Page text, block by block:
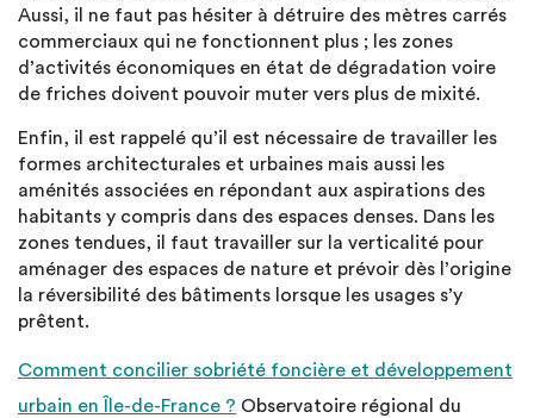
Aussi, il ne faut pas hésiter à détruire des mètres carrés
commerciaux qui ne fonctionnent plus ; les zones
d’activités économiques en état de dégradation voire
de friches doivent pouvoir muter vers plus de mixité.
Enfin, il est rappelé qu’il est nécessaire de travailler les
formes architecturales et urbaines mais aussi les
aménités associées en répondant aux aspirations des
habitants y compris dans des espaces denses. Dans les
zones tendues, il faut travailler sur la verticalité pour
aménager des espaces de nature et prévoir dès l’origine
la réversibilité des bâtiments lorsque les usages s’y
prêtent.
Comment concilier sobriété foncière et développement
urbain en Île-de-France ? Observatoire régional du